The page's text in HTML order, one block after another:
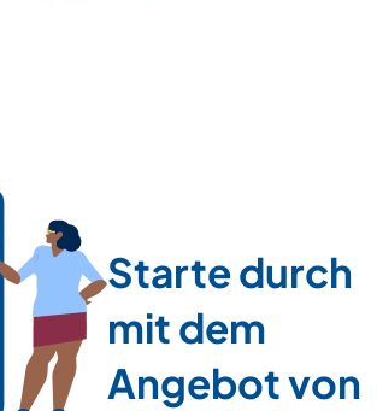
Starte durch
mit dem
Angebot von